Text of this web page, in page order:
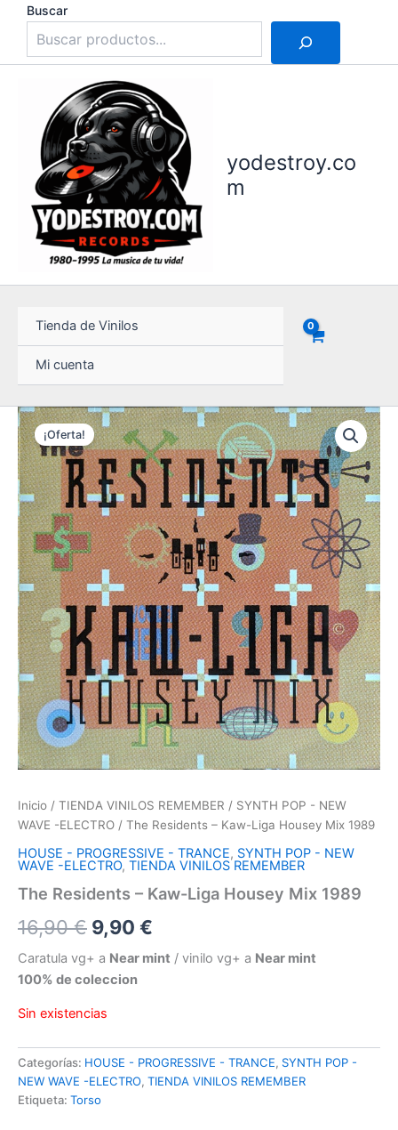
contenido
Buscar
yodestroy.co
m
Tienda de Vinilos
Mi cuenta
¡Oferta!
Inicio / TIENDA VINILOS REMEMBER / SYNTH POP - NEW
WAVE -ELECTRO / The Residents – Kaw-Liga Housey Mix 1989
HOUSE - PROGRESSIVE - TRANCE, SYNTH POP - NEW
WAVE -ELECTRO, TIENDA VINILOS REMEMBER
The Residents – Kaw-Liga Housey Mix 1989
16,90€ El
precio
original
era:
16,90 €.
9,90 €
precio
9,90 €.
Caratula vg+ a Near mint / vinilo vg+ a Near mint
100% de coleccion
Sin existencias
Categorías: HOUSE - PROGRESSIVE - TRANCE, SYNTH POP -
NEW WAVE -ELECTRO, TIENDA VINILOS REMEMBER
Etiqueta: Torso